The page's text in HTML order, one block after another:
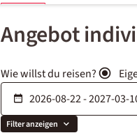
Angebot
Wie willst du reisen?
Filter anzeigen